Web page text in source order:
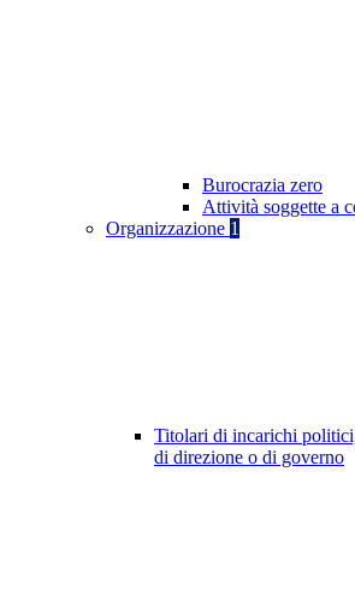
Burocrazia zero
Attività soggette a
Organizzazione 1
Titolari di incarichi
di direzione o di governo